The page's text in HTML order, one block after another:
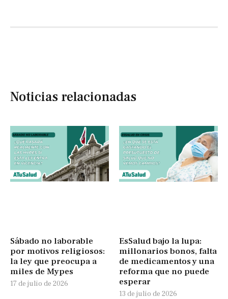
Noticias relacionadas
Sábado no laborable
por motivos religiosos:
la ley que preocupa a
miles de Mypes
17 de julio de 2026
EsSalud bajo la lupa:
millonarios bonos, falta
de medicamentos y una
reforma que no puede
esperar
13 de julio de 2026